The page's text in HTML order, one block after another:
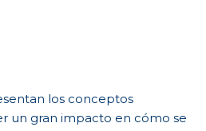
los conceptos
un gran impacto en cómo se